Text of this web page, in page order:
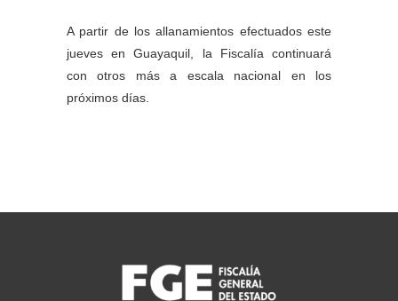
A partir de los allanamientos efectuados este
jueves en Guayaquil, la Fiscalía continuará
con otros más a escala nacional en los
próximos días.